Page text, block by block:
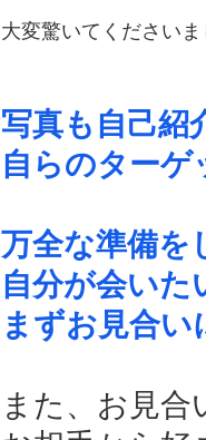
大変驚いてくださいま
写真も自己紹
自らのター
万全な準備を
自分が会いた
まずお見合い
また、お見合